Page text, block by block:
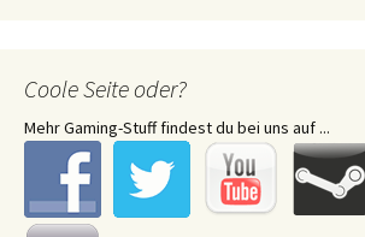
Coole Seite oder?
Mehr Gaming-Stuff findest du bei uns auf ...